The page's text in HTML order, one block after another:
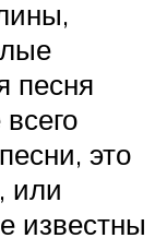
песня
это
или
известны